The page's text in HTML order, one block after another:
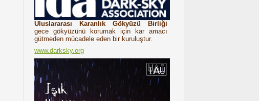
Uluslararası Karanlık Gökyüzü Birliği
gece gökyüzünü korumak için kar amacı
gütmeden mücadele eden bir kuruluştur.
www.darksky.org